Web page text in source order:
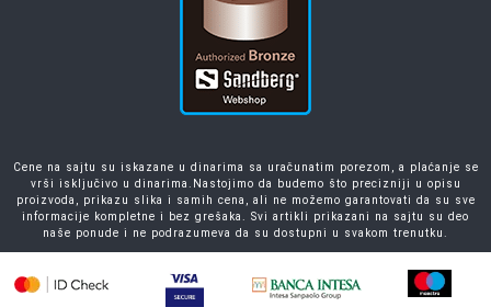
Cene na sajtu su iskazane u dinarima sa uračunatim porezom, a plaćanje se
vrši isključivo u dinarima.Nastojimo da budemo što precizniji u opisu
proizvoda, prikazu slika i samih cena, ali ne možemo garantovati da su sve
informacije kompletne i bez grešaka. Svi artikli prikazani na sajtu su deo
naše ponude i ne podrazumeva da su dostupni u svakom trenutku.